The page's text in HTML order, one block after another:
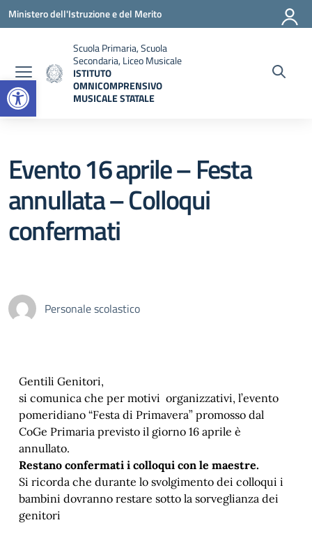
Open toolbar
Vai ai contenuti
Vai al menu di navigazione
Vai al footer
Ministero dell'Istruzione e del Merito
Scuola Primaria, Scuola
Secondaria, Liceo Musicale
ISTITUTO
OMNICOMPRENSIVO
MUSICALE STATALE
Evento 16 aprile – Festa
annullata – Colloqui
confermati
Personale scolastico
Gentili Genitori,
si comunica che per motivi organizzativi, l’evento
pomeridiano “Festa di Primavera” promosso dal
CoGe Primaria previsto il giorno 16 aprile è
annullato.
Restano confermati i colloqui con le maestre.
Si ricorda che durante lo svolgimento dei colloqui i
bambini dovranno restare sotto la sorveglianza dei
genitori